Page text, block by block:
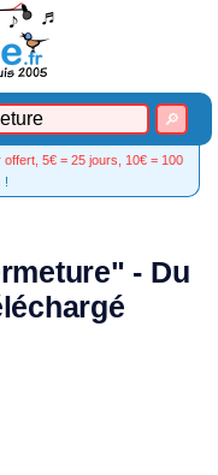
offert, 5€ = 25 jours, 10€ = 100
!
- Du